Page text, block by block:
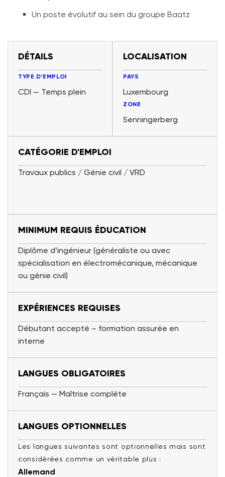
Un poste évolutif au sein du groupe Baatz
DÉTAILS
TYPE D'EMPLOI
CDI — Temps plein
LOCALISATION
PAYS
Luxembourg
ZONE
Senningerberg
CATÉGORIE D'EMPLOI
Travaux publics / Génie civil / VRD
MINIMUM REQUIS ÉDUCATION
Diplôme d’ingénieur (généraliste ou avec
spécialisation en électromécanique, mécanique
ou génie civil)
EXPÉRIENCES REQUISES
Débutant accepté – formation assurée en
interne
LANGUES OBLIGATOIRES
Français — Maîtrise complète
LANGUES OPTIONNELLES
Les langues suivantes sont optionnelles mais sont
considérées comme un véritable plus :
Allemand